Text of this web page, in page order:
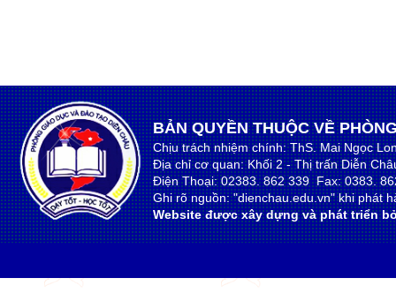
BẢN QUYỀN THUỘC VỀ
Chịu trách nhiệm chính: ThS. Mai Ngọc
Địa chỉ cơ quan: Khối 2 - Thị trấn Diễn
Điện Thoại: 02383. 862 339 Fax: 0383.
Ghi rõ nguồn: "dienchau.edu.vn" khi phát
Website được xây dựng và phát triển